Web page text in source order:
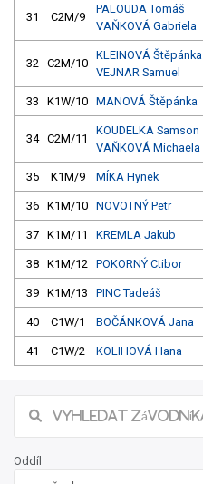
31 C2M/9
PALOUDA Tomáš
VAŇKOVÁ Gabriela
32 C2M/10
KLEINOVÁ Štěpánka
VEJNAR Samuel
33 K1W/10 MANOVÁ Štěpánka
34 C2M/11
KOUDELKA Samson
VAŇKOVÁ Michaela
35 K1M/9 MÍKA Hynek
36 K1M/10 NOVOTNÝ Petr
37 K1M/11 KREMLA Jakub
38 K1M/12 POKORNÝ Ctibor
39 K1M/13 PINC Tadeáš
40 C1W/1 BOČÁNKOVÁ Jana
41 C1W/2 KOLIHOVÁ Hana
Oddíl